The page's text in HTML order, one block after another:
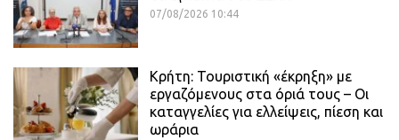
07/08/2026 10:44
Κρήτη: Τουριστική «έκρηξη» με
εργαζόμενους στα όριά τους – Οι
καταγγελίες για ελλείψεις, πίεση και
ωράρια